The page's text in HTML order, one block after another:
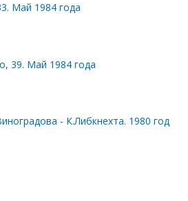
Май 1984 года
39. Май 1984 года
- К.Либкнехта. 1980 год